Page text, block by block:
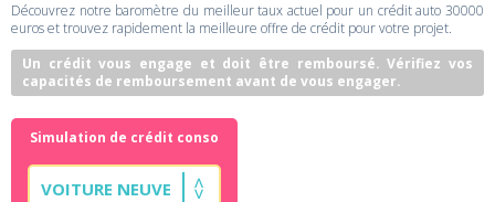
Découvrez notre baromètre du meilleur taux actuel pour un crédit auto 30000
euros et trouvez rapidement la meilleure offre de crédit pour votre projet.
Un crédit vous engage et doit être remboursé. Vérifiez vos
capacités de remboursement avant de vous engager.
Simulation de crédit conso